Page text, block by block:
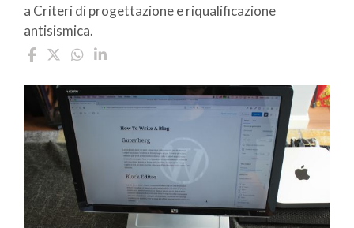
a Criteri di progettazione e riqualificazione
antisismica.